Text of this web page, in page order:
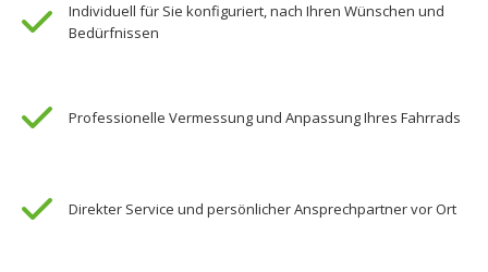
Individuell für Sie konfiguriert, nach Ihren Wünschen und
Bedürfnissen
Professionelle Vermessung und Anpassung Ihres Fahrrads
Direkter Service und persönlicher Ansprechpartner vor Ort